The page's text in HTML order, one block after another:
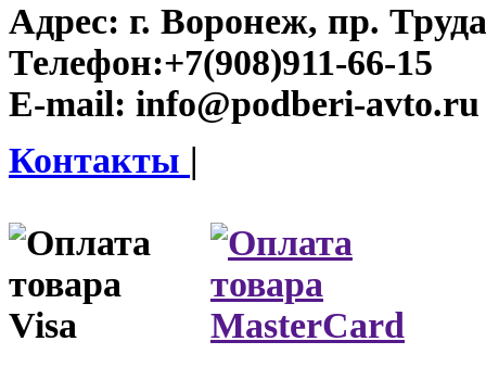
Адрес: г. Воронеж, пр.
Телефон:+7(908)911-66-15
E-mail: info@podberi-avto.ru
Контакты |